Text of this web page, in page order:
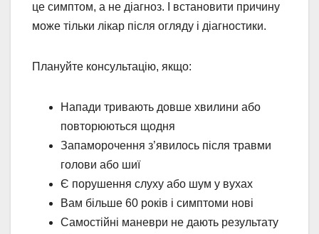
це симптом, а не діагноз. І встановити причину
може тільки лікар після огляду і діагностики.
Плануйте консультацію, якщо:
Напади тривають довше хвилини або
повторюються щодня
Запаморочення з’явилось після травми
голови або шиї
Є порушення слуху або шум у вухах
Вам більше 60 років і симптоми нові
Самостійні маневри не дають результату